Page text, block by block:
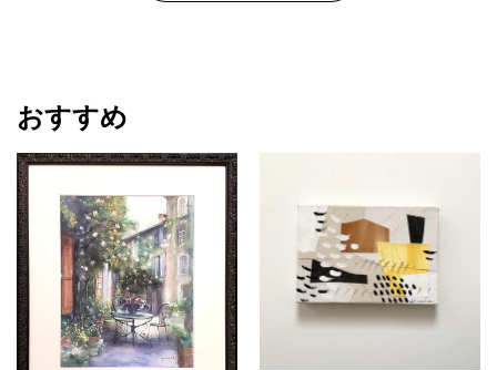
おすすめ